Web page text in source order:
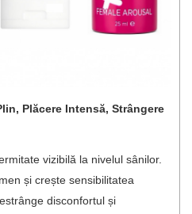
Plăcere Intensă, Strângere
vizibilă la nivelul sânilor.
și crește sensibilitatea
disconfortul și